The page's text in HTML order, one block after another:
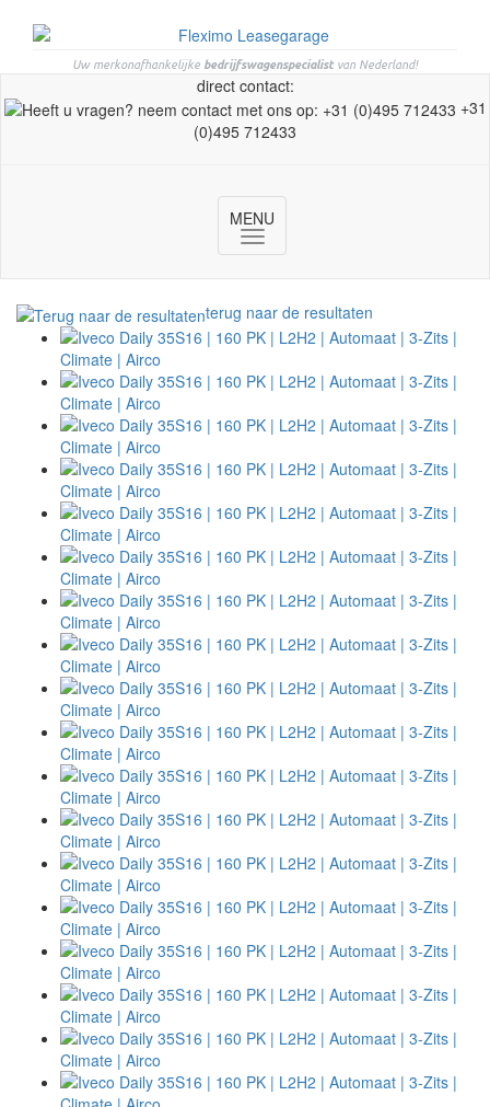
Uw merkonafhankelijke bedrijfswagenspecialistvan Nederland!
direct contact:
+31
(0)495 712433
MENU
Toggle
navigation
terug naar de resultaten